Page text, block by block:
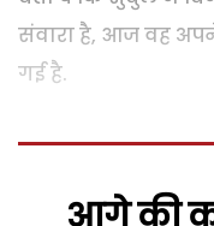
संवारा है, आज वह
गई है.